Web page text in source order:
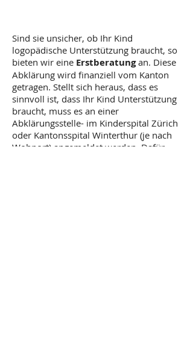
Sind sie unsicher, ob Ihr Kind
logopädische Unterstützung braucht, so
bieten wir eine Erstberatungan. Diese
Abklärung wird finanziell vom Kanton
getragen. Stellt sich heraus, dass es
sinnvoll ist, dass Ihr Kind Unterstützung
braucht, muss es an einer
Abklärungsstelle- im Kinderspital Zürich
oder Kantonsspital Winterthur (je nach
Wohnort) angemeldet werden. Dafür